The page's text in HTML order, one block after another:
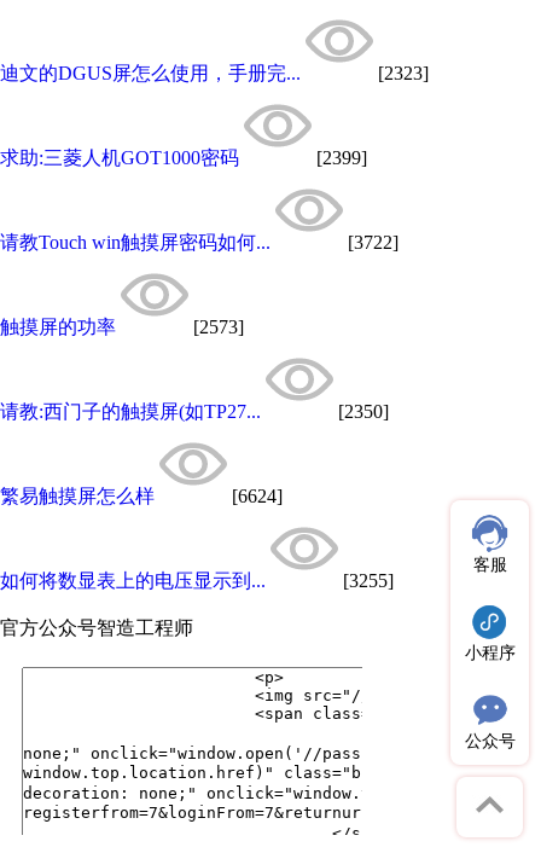
迪文的DGUS屏怎么使用，手册完... [2323]
求助:三菱人机GOT1000密码 [2399]
请教Touch win触摸屏密码如何... [3722]
触摸屏的功率 [2573]
请教:西门子的触摸屏(如TP27... [2350]
繁易触摸屏怎么样 [6624]
如何将数显表上的电压显示到... [3255]
官方公众号智造工程师
客服
小程序
公众号